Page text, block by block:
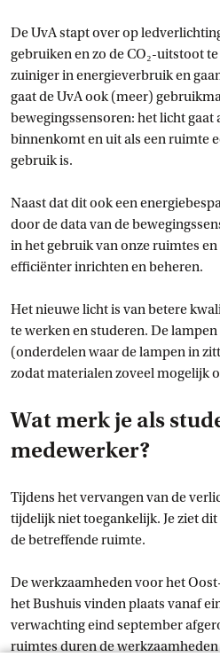
De UvA stapt over op
gebruiken en zo de CO₂-uitstoot
zuiniger in energieverbruik en
gaat de UvA ook (meer)
bewegingssensoren: het licht gaat
binnenkomt en uit als een ruimte
gebruik is.
Naast dat dit ook een
door de data van de
in het gebruik van onze ruimtes
efficiënter inrichten en beheren.
Het nieuwe licht is van betere
te werken en studeren. De
(onderdelen waar de lampen in
zodat materialen zoveel mogelijk
Wat merk je als
medewerker?
Tijdens het vervangen van de
tijdelijk niet toegankelijk. Je ziet
de betreffende ruimte.
De werkzaamheden voor het
het Bushuis vinden plaats vanaf
verwachting eind september
ruimtes duren de